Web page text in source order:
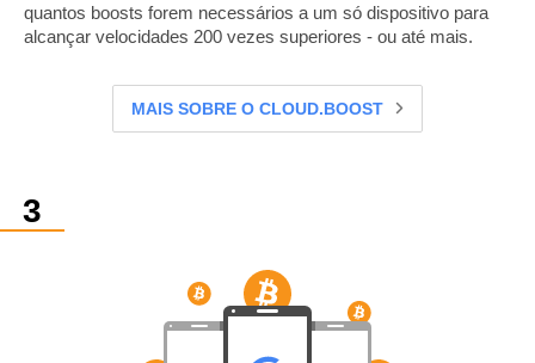
quantos boosts forem necessários a um só dispositivo para
alcançar velocidades 200 vezes superiores - ou até mais.
MAIS SOBRE O CLOUD.BOOST